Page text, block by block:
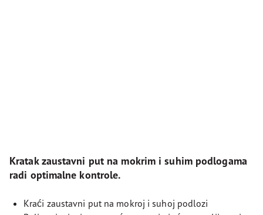
Kratak zaustavni put na mokrim i suhim podlogama
radi optimalne kontrole.
Kraći zaustavni put na mokroj i suhoj podlozi